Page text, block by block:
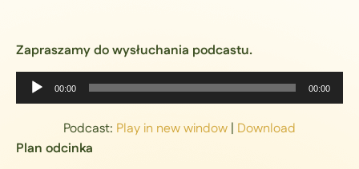
Zapraszamy do wysłuchania podcastu.
Odtwarzacz
plików
dźwiękowych
00:00 00:00
Podcast: Play in new window | Download
Plan odcinka